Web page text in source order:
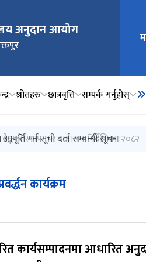
अनुदान आयोग मुख्य
श्रोतहरु छात्रवृत्ति सम्पर्क गर्नुहोस्
स्थापना र सञ्चालन निर्देशिका २०८२
आपूर्ति गर्न सूची दर्ता सम्बन्धी सूचना
आयोगबाट समकक्षाता प्रदान गर्ने सूचना।
सहभागीता सम्बन्धी सूचना
आधारित अनुदान कार्यक्रमको
कार्यक्रम
कार्यसम्पादनमा आधारित